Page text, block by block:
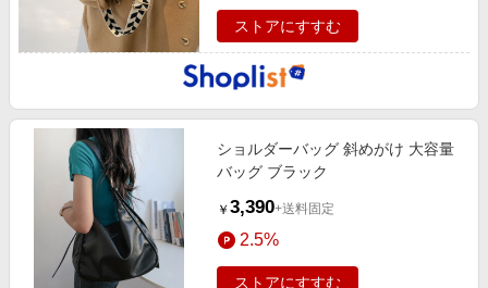
ストアにすすむ
ショルダーバッグ 斜めがけ 大容量
バッグ ブラック
￥ 3,390+送料固定
2.5%
ストアにすすむ